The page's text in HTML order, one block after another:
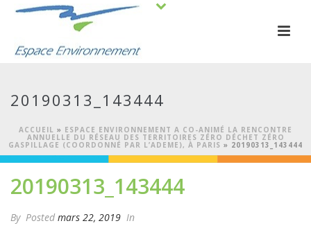
20190313_143444
ACCUEIL » ESPACE ENVIRONNEMENT A CO-ANIMÉ LA RENCONTRE
ANNUELLE DU RÉSEAU DES TERRITOIRES ZÉRO DÉCHET ZÉRO
GASPILLAGE (COORDONNÉ PAR L’ADEME), À PARIS » 20190313_143444
20190313_143444
By Posted mars 22, 2019 In